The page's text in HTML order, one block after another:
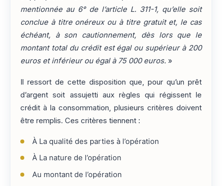
mentionnée au 6° de l’article L. 311-1, qu’elle soit
conclue à titre onéreux ou à titre gratuit et, le cas
échéant, à son cautionnement, dès lors que le
montant total du crédit est égal ou supérieur à 200
euros et inférieur ou égal à 75 000 euros. »
Il ressort de cette disposition que, pour qu’un prêt
d’argent soit assujetti aux règles qui régissent le
crédit à la consommation, plusieurs critères doivent
être remplis. Ces critères tiennent :
À La qualité des parties à l’opération
À La nature de l’opération
Au montant de l’opération